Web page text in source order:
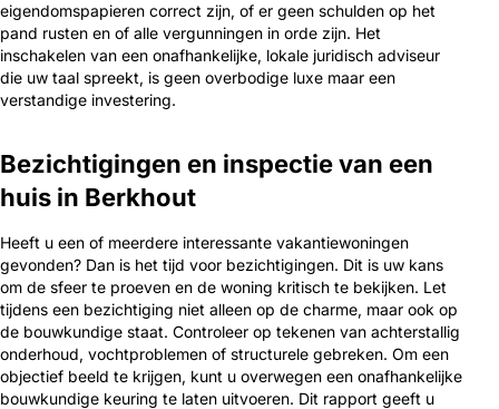
eigendomspapieren correct zijn, of er geen schulden op het
pand rusten en of alle vergunningen in orde zijn. Het
inschakelen van een onafhankelijke, lokale juridisch adviseur
die uw taal spreekt, is geen overbodige luxe maar een
verstandige investering.
Bezichtigingen en inspectie van een
huis in Berkhout
Heeft u een of meerdere interessante vakantiewoningen
gevonden? Dan is het tijd voor bezichtigingen. Dit is uw kans
om de sfeer te proeven en de woning kritisch te bekijken. Let
tijdens een bezichtiging niet alleen op de charme, maar ook op
de bouwkundige staat. Controleer op tekenen van achterstallig
onderhoud, vochtproblemen of structurele gebreken. Om een
objectief beeld te krijgen, kunt u overwegen een onafhankelijke
bouwkundige keuring te laten uitvoeren. Dit rapport geeft u